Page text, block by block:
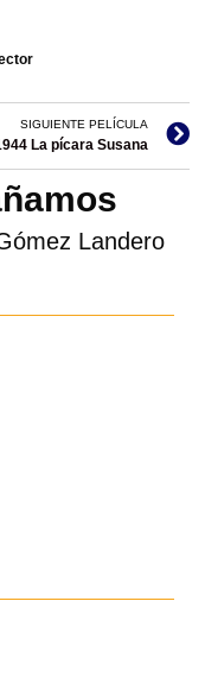
SIGUIENTE PELÍCULA
La pícara Susana
Landero